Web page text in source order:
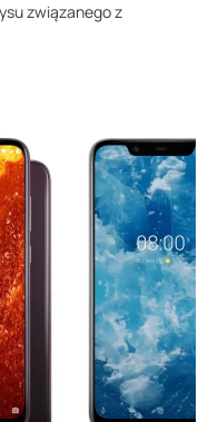
związanego z